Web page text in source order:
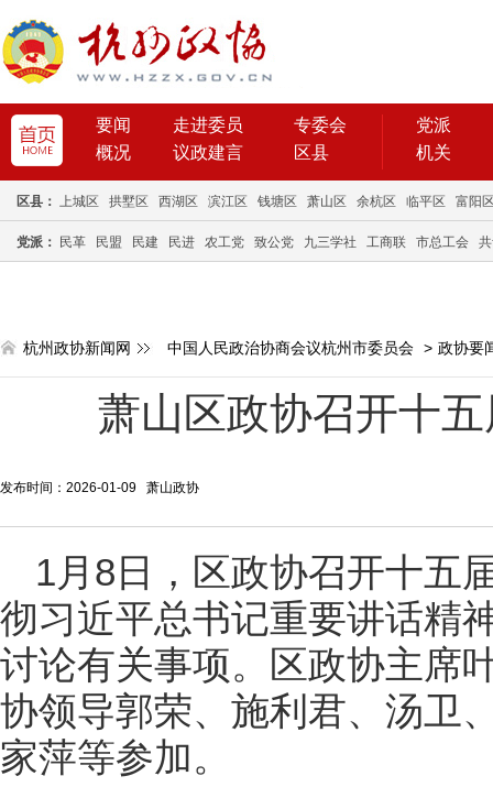
要闻 走进委员
专委会
概况
议政建言 区县
党派
机关
区县： 上城区 拱墅区 西湖区 滨江区 钱塘区 萧山区 余杭区 临平区 富阳
党派： 民革 民盟 民建 民进 农工党 致公党 九三学社 工商联 市总工会
杭州政协新闻网 中国人民政治协商会议杭州市委员会 > 政协要
萧山区政协召开十
发布时间：2026-01-09 萧山政协
1月8日，区政协召开十五
彻习近平总书记重要讲话精
讨论有关事项。区政协主席
协领导郭荣、施利君、汤卫
家萍等参加。